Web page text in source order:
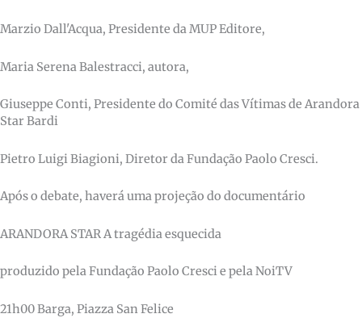
Marzio Dall'Acqua, Presidente da MUP Editore,
Maria Serena Balestracci, autora,
Giuseppe Conti, Presidente do Comité das Vítimas de Arandora
Star Bardi
Pietro Luigi Biagioni, Diretor da Fundação Paolo Cresci.
Após o debate, haverá uma projeção do documentário
ARANDORA STAR A tragédia esquecida
produzido pela Fundação Paolo Cresci e pela NoiTV
21h00 Barga, Piazza San Felice